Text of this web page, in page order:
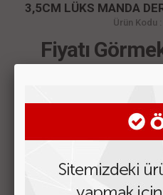
3,5CM LÜKS MANDA
Ürün Kodu
Fiyatı
ÜRÜN
MÜŞTERİ
3,5CM TOKA